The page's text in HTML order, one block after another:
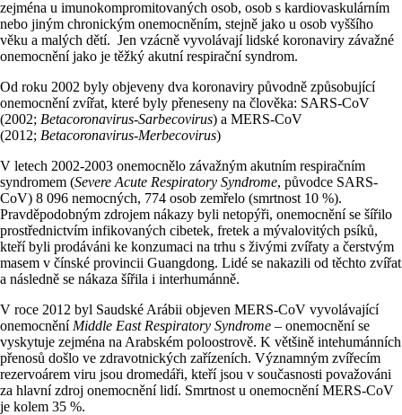
zejména u imunokompromitovaných osob, osob s kardiovaskulárním
nebo jiným chronickým onemocněním, stejně jako u osob vyššího
věku a malých dětí. Jen vzácně vyvolávají lidské koronaviry závažné
onemocnění jako je těžký akutní respirační syndrom.
Od roku 2002 byly objeveny dva koronaviry původně způsobující
onemocnění zvířat, které byly přeneseny na člověka: SARS-CoV
(2002; Betacoronavirus-Sarbecovirus) a MERS-CoV
(2012; Betacoronavirus-Merbecovirus)
V letech 2002-2003 onemocnělo závažným akutním respiračním
syndromem (Severe Acute Respiratory Syndrome, původce SARS-
CoV) 8 096 nemocných, 774 osob zemřelo (smrtnost 10 %).
Pravděpodobným zdrojem nákazy byli netopýři, onemocnění se šířilo
prostřednictvím infikovaných cibetek, fretek a mývalovitých psíků,
kteří byli prodáváni ke konzumaci na trhu s živými zvířaty a čerstvým
masem v čínské provincii Guangdong. Lidé se nakazili od těchto zvířat
a následně se nákaza šířila i interhumánně.
V roce 2012 byl Saudské Arábii objeven MERS-CoV vyvolávající
onemocnění Middle East Respiratory Syndrome – onemocnění se
vyskytuje zejména na Arabském poloostrově. K většině intehumánních
přenosů došlo ve zdravotnických zařízeních. Významným zvířecím
rezervoárem viru jsou dromedáři, kteří jsou v současnosti považováni
za hlavní zdroj onemocnění lidí. Smrtnost u onemocnění MERS-CoV
je kolem 35 %.